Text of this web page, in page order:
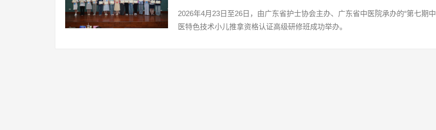
2026年4月23日至26日，由广东省护士协会主办、广东省中医院承办的“第七期中
医特色技术小儿推拿资格认证高级研修班成功举办。